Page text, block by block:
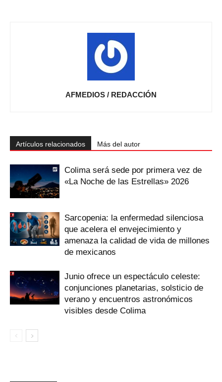
AFMEDIOS / REDACCIÓN
Artículos relacionados Más del autor
Colima será sede por primera vez de
«La Noche de las Estrellas» 2026
Sarcopenia: la enfermedad silenciosa
que acelera el envejecimiento y
amenaza la calidad de vida de millones
de mexicanos
Junio ofrece un espectáculo celeste:
conjunciones planetarias, solsticio de
verano y encuentros astronómicos
visibles desde Colima